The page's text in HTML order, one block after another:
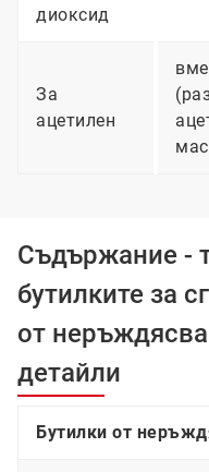
диоксид
За
ацетилен
Съдържание -
бутилките за
от
детайли
Бутилки от